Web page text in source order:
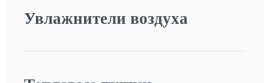
Увлажнители воздуха